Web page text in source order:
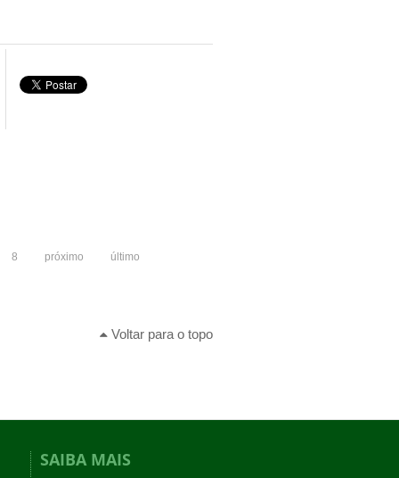
8 próximo último
Voltar para o topo
SAIBA MAIS